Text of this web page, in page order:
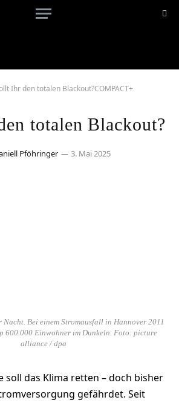
Ihr den totalen Blackout?COMPACT+
totalen Blackout?
Pföhringer 3. Mai 2025
Bei einem Stromausfall in Hannover 2011
600.000 Einwohner im Dunkeln. Foto: picture
alliance / dpa
soll das Klima retten – doch bisher
gefährdet. Seit